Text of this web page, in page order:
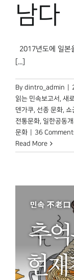
남다
2017년도에 일본
[...]
By dintro_admin
읽는 민속보고서 , 새
덴가쿠, 선종 문화, 쇼
전통문화, 일한공동
문화
36
Read More